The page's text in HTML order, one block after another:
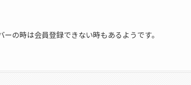
の時は会員登録できない時もあるようです。